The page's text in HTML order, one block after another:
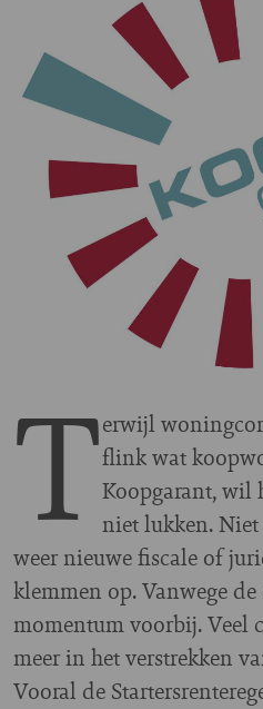
Terwijl
flink wat
Koopgarant, wil
niet lukken.
weer nieuwe fiscale of
klemmen op. Vanwege
momentum voorbij. Veel
meer in het verstrekken
Vooral de